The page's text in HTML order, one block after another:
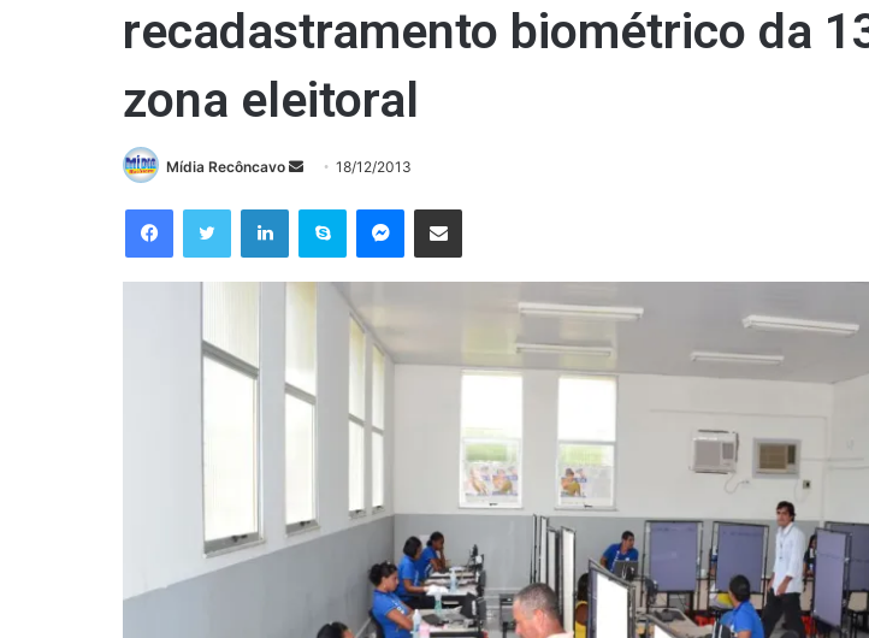
recadastramento biométrico da
zona eleitoral
Mídia Recôncavo
Mande
e-
18/12/2013
FacebookTwitter LinkedinSkype Messenger
Compartilhar via e-mail